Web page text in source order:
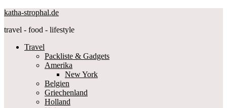
katha-strophal.de
travel - food - lifestyle
Travel
Packliste & Gadgets
Amerika
New York
Belgien
Griechenland
Holland